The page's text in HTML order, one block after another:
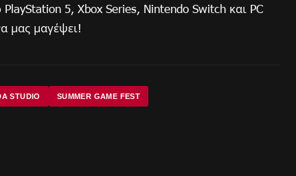
PlayStation 5, Xbox Series, Nintendo Switch και PC
μας μαγέψει!
STUDIO SUMMER GAME FEST